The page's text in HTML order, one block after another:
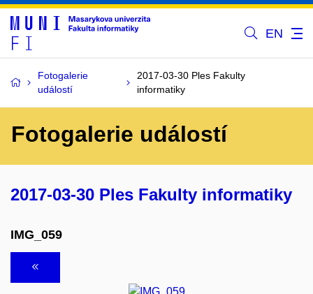
EN
Fotogalerie
událostí
2017-03-30 Ples Fakulty
informatiky
Fotogalerie událostí
2017-03-30 Ples Fakulty informatiky
IMG_059